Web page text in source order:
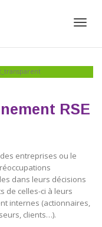
RSE
entreprises ou le
dans leurs décisions
de celles-ci à leurs
internes (actionnaires,
clients…).